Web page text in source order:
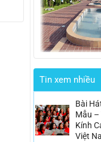
Tin xem nhiều
Bài
Mẫu –
Kính
Việt